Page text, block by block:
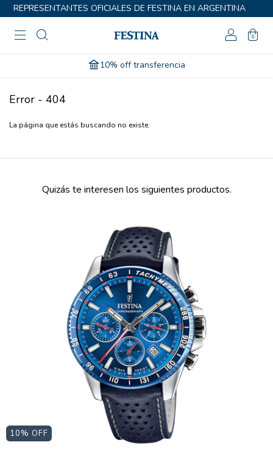
REPRESENTANTES OFICIALES DE FESTINA EN ARGENTINA
0
10% off transferencia
Error - 404
La página que estás buscando no existe.
Quizás te interesen los siguientes productos.
10% OFF